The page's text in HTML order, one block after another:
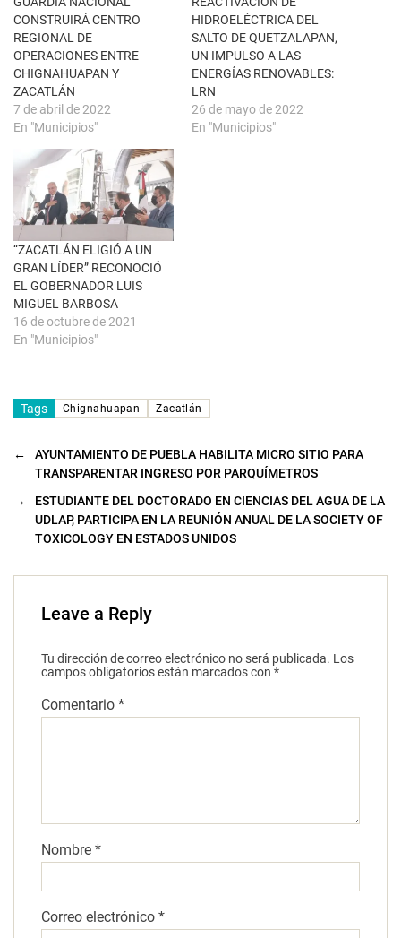
t
a
n
a
n
u
e
v
a
)
S
e
a
b
r
n
u
n
v
e
n
t
a
n
a
u
e
v
a
)
CONSTRUIRÁ CENTRO
REGIONAL DE
OPERACIONES ENTRE
CHIGNAHUAPAN Y
ZACATLÁN
7 de abril de 2022
En "Municipios"
HIDROELÉCTRICA DEL
SALTO DE QUETZALAPAN,
UN IMPULSO A LAS
ENERGÍAS RENOVABLES:
LRN
26 de mayo de 2022
En "Municipios"
“ZACATLÁN ELIGIÓ A UN
GRAN LÍDER” RECONOCIÓ
EL GOBERNADOR LUIS
MIGUEL BARBOSA
16 de octubre de 2021
En "Municipios"
Tags Chignahuapan Zacatlán
←
AYUNTAMIENTO DE PUEBLA HABILITA MICRO SITIO PARA
TRANSPARENTAR INGRESO POR PARQUÍMETROS
→
ESTUDIANTE DEL DOCTORADO EN CIENCIAS DEL AGUA DE LA
UDLAP, PARTICIPA EN LA REUNIÓN ANUAL DE LA SOCIETY OF
TOXICOLOGY EN ESTADOS UNIDOS
Leave a Reply
Tu dirección de correo electrónico no será publicada. Los
campos obligatorios están marcados con *
Comentario *
Nombre *
Correo electrónico *